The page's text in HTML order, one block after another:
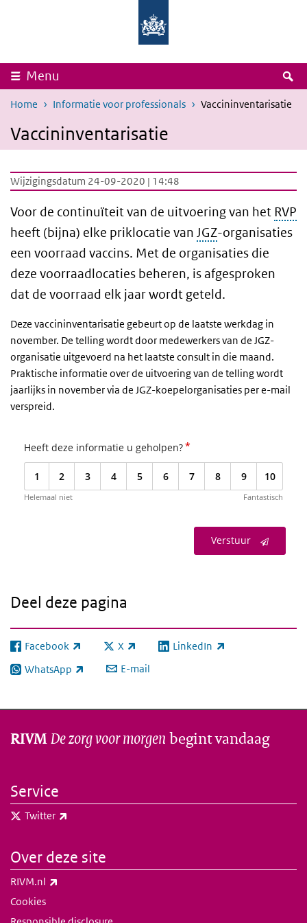
Overslaan en naar de inhoud gaan
Menu
Home Informatie voor professionals Vaccininventarisatie
Vaccininventarisatie
Wijzigingsdatum 24-09-2020 | 14:48
Voor de continuïteit van de uitvoering van het RVP
heeft (bijna) elke priklocatie van JGZ-organisaties
een voorraad vaccins. Met de organisaties die
deze voorraadlocaties beheren, is afgesproken
dat de voorraad elk jaar wordt geteld.
Deze vaccininventarisatie gebeurt op de laatste werkdag in
november. De telling wordt door medewerkers van de JGZ-
organisatie uitgevoerd na het laatste consult in die maand.
Praktische informatie over de uitvoering van de telling wordt
jaarlijks in november via de JGZ-koepelorganisaties per e-mail
verspreid.
Heeft deze informatie u geholpen?*
1 2 3 4 5 6 7 8 9 10
Helemaal niet Fantastisch
Verstuur
Deel deze pagina
Facebook
(externe link) X
(externe link) LinkedIn
(externe link)
WhatsApp
(externe link) E-mail
RIVM De zorg voor morgen begint vandaag
Service
Twitter
Over deze site
RIVM.nl
Cookies